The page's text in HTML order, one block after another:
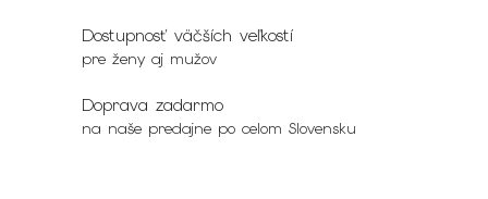
Dostupnosť väčších veľkostí
pre ženy aj mužov
Doprava zadarmo
na naše predajne po celom Slovensku